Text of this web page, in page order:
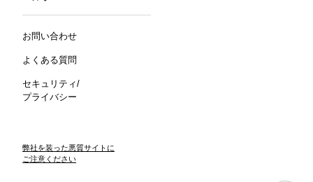
お問い合わせ
よくある質問
セキュリティ/
プライバシー
弊社を装った悪質サイトに
ご注意ください